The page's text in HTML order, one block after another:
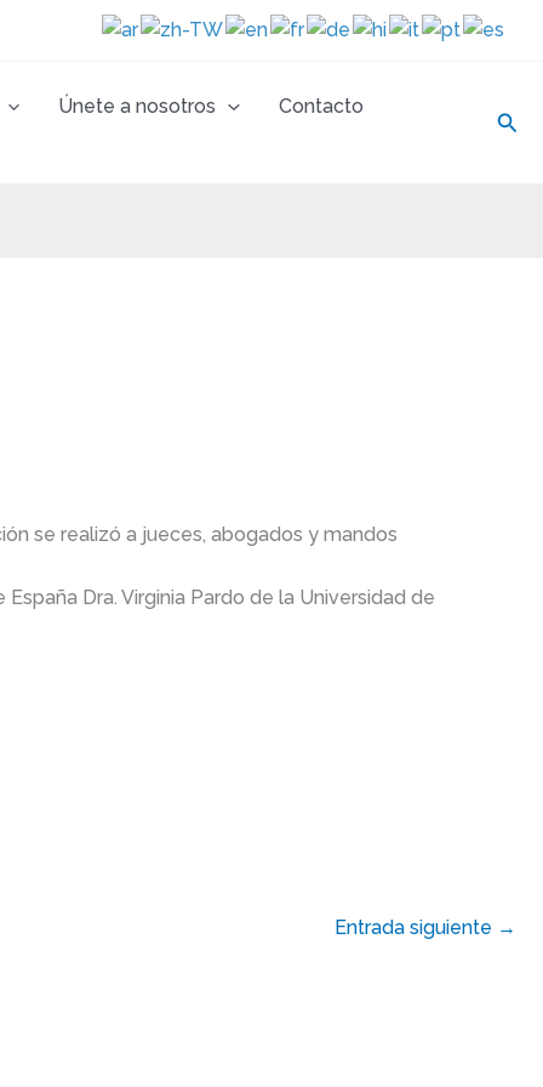
Únete a nosotros Contacto
se realizó a jueces, abogados y mandos
Dra. Virginia Pardo de la Universidad de
Entrada siguiente →